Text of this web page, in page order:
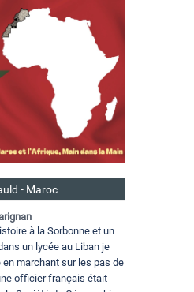
- Maroc
à la Sorbonne et un
un lycée au Liban je
en marchant sur les pas de
officier français était